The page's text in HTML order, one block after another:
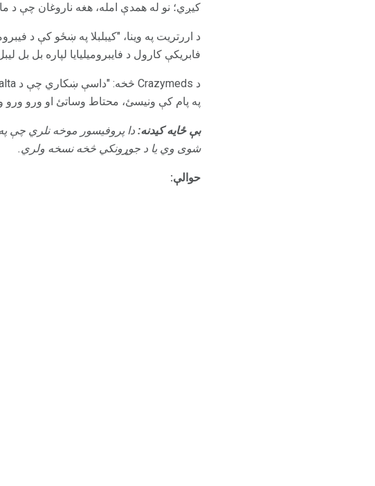
کیږي؛ نو له همدې امله، هغه ناروغان چې د
د اررتریت په وینا، "کیبلبلا په ښځو کې د
فابریکې کارول د فایبرومیلیایا لپاره بل بل
په پام کې ونیسئ، محتاط وساتئ او ورو ورو
بې ځایه کیدنه: دا پروفیسور موخه نلري چې
شوی وي یا د جوړونکي څخه نسخه ولري.
حوالې: